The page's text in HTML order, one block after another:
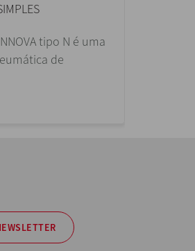
tipo N é uma
de